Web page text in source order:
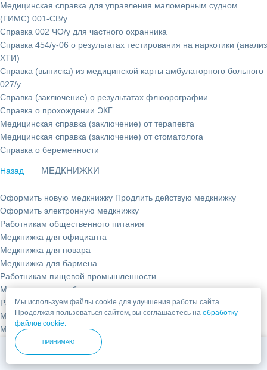
Медицинская справка для управления маломерным судном
(ГИМС) 001-СВ/у
Справка 002 ЧО/у для частного охранника
Справка 454/у-06 о результатах тестирования на наркотики (анализ
ХТИ)
Справка (выписка) из медицинской карты амбулаторного больного
027/у
Cправка (заключение) о результатах флюорографии
Справка о прохождении ЭКГ
Медицинская справка (заключение) от терапевта
Медицинская справка (заключение) от стоматолога
Справка о беременности
Назад МЕДКНИЖКИ
Оформить новую медкнижку Продлить действую медкнижку
Оформить электронную медкнижку
Работникам общественного питания
Медкнижка для официанта
Медкнижка для повара
Медкнижка для бармена
Работникам пищевой промышленности
Медкнижка для работника склада
Работникам торговли
Медкнижка для фармацевта
Медкнижка для курьера
Работникам сферы услуг
Медкнижка для работника бани
Позвонить
Мы используем файлы cookie для улучшения работы сайта.
Продолжая пользоваться сайтом, вы соглашаетесь на обработку
файлов cookie.
ПРИНИМАЮ